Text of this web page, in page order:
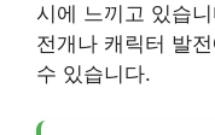
시에 느끼고 있습
전개나 캐릭터 발
수 있습니다.